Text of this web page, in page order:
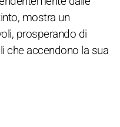
mostra un
prosperando di
che accendono la sua